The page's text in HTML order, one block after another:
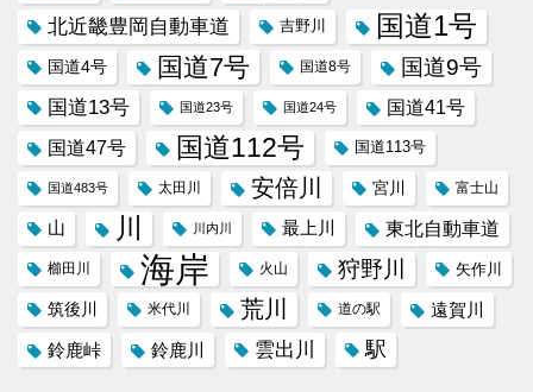
北近畿豊岡自動車道 吉野川 国道1号
国道4号 国道7号 国道8号 国道9号
国道13号 国道23号 国道24号 国道41号
国道47号 国道112号 国道113号
国道483号 太田川 安倍川 宮川 富士山
山 川 川内川 最上川 東北自動車道
櫛田川 海岸 火山 狩野川 矢作川
筑後川 米代川 荒川 道の駅
遠賀川
鈴鹿峠
鈴鹿川 雲出川 駅